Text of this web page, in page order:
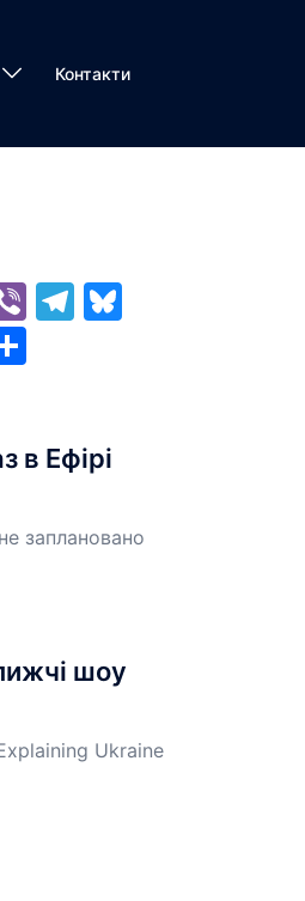
Контакти
ViberTelegram
Bluesky
Share
в Ефірі
заплановано
шоу
Ukraine